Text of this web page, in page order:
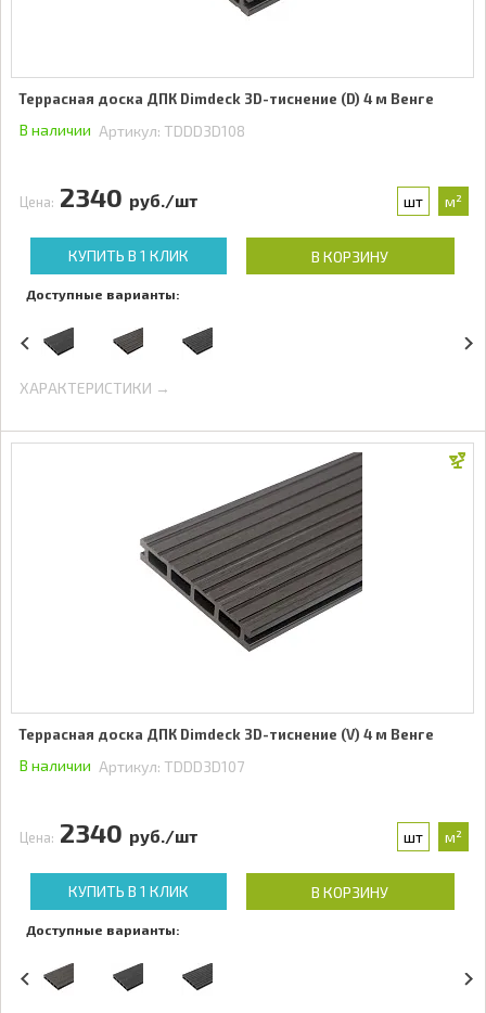
Террасная доска ДПК Dimdeck 3D-тиснение (D) 4 м Венге
В наличии Артикул: TDDD3D108
Цена: 2340 руб./шт шт м²
КУПИТЬ В 1 КЛИК В КОРЗИНУ
Доступные варианты:
ХАРАКТЕРИСТИКИ →
Террасная доска ДПК Dimdeck 3D-тиснение (V) 4 м Венге
В наличии Артикул: TDDD3D107
Цена: 2340 руб./шт шт м²
КУПИТЬ В 1 КЛИК В КОРЗИНУ
Доступные варианты: